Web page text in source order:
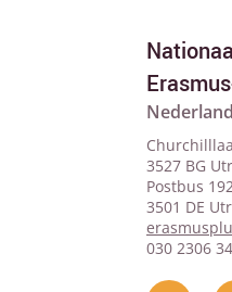
3527 BG
Postbus
3501 DE
030 2306